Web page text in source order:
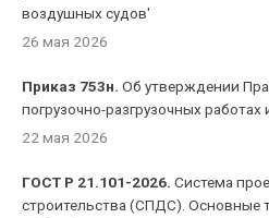
воздушных судов'
26 мая 2026
Приказ 753н. Об утверждении
погрузочно-разгрузочных
22 мая 2026
ГОСТ Р 21.101-2026. Система
строительства (СПДС). Основные